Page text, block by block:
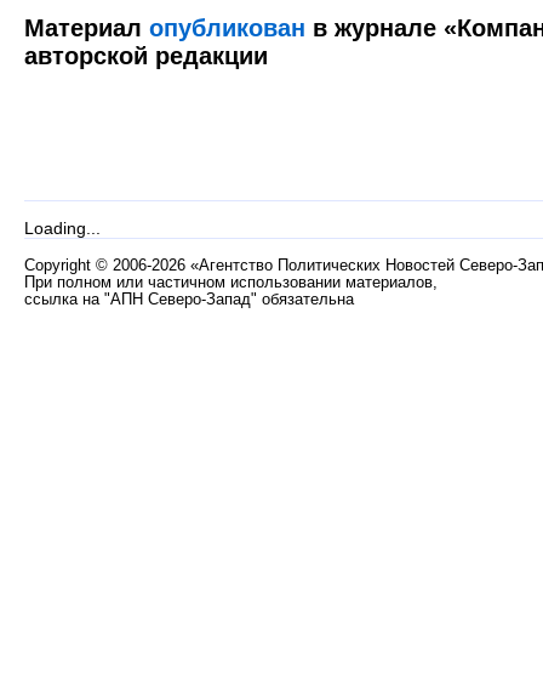
Материал опубликован в журнале
авторской редакции
Loading...
Copyright © 2006-2026 «Агентство Политических Новостей Северо-
При полном или частичном использовании материалов,
ссылка на "АПН Северо-Запад" обязательна